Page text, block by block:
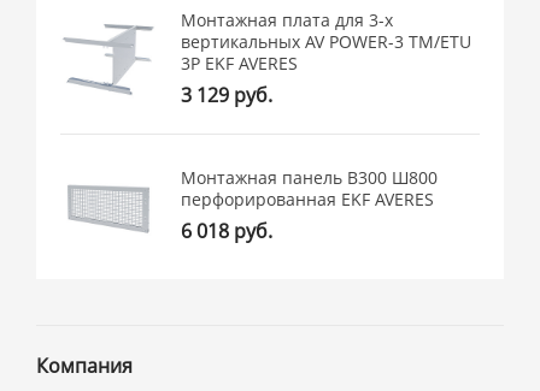
Монтажная плата для 3-х
вертикальных AV POWER-3 TM/ETU
3P EKF AVERES
3 129 руб.
Монтажная панель В300 Ш800
перфорированная EKF AVERES
6 018 руб.
Компания